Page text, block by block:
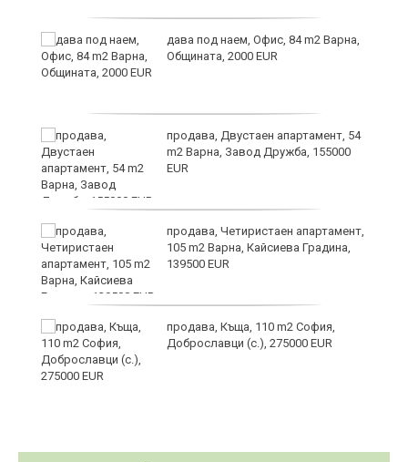
дава под наем, Офис, 84 m2 Варна,
Общината, 2000 EUR
продава, Двустаен апартамент, 54
m2 Варна, Завод Дружба, 155000
EUR
продава, Четиристаен апартамент,
105 m2 Варна, Кайсиева Градина,
139500 EUR
продава, Къща, 110 m2 София,
Доброславци (с.), 275000 EUR